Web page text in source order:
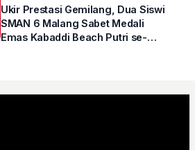
Ukir Prestasi Gemilang, Dua Siswi
SMAN 6 Malang Sabet Medali
Emas Kabaddi Beach Putri se-